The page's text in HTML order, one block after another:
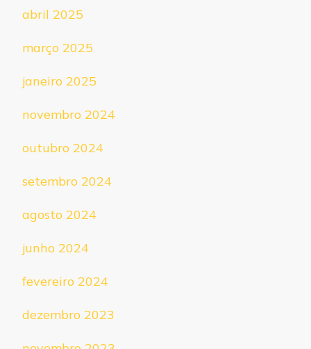
abril 2025
março 2025
janeiro 2025
novembro 2024
outubro 2024
setembro 2024
agosto 2024
junho 2024
fevereiro 2024
dezembro 2023